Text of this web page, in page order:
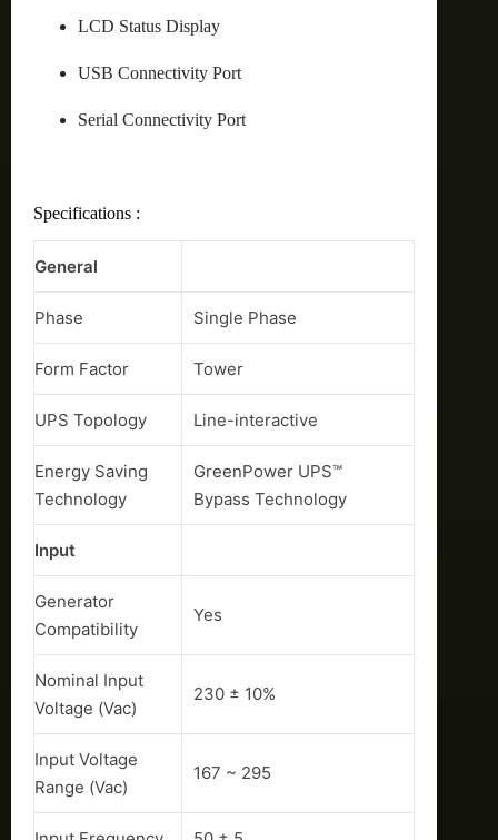
LCD Status Display
USB Connectivity Port
Serial Connectivity Port
Specifications :
General
Phase Single Phase
Form Factor Tower
UPS Topology Line-interactive
Energy Saving
Technology
GreenPower UPS™
Bypass Technology
Input
Generator
Compatibility
Yes
Nominal Input
Voltage (Vac)
230 ± 10%
Input Voltage
Range (Vac)
167 ~ 295